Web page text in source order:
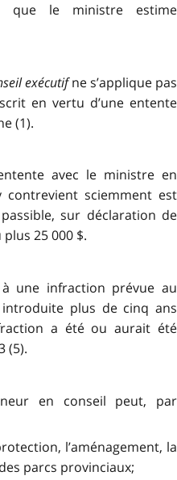
que le ministre estime
exécutifne s’applique pas
en vertu d’une entente
(1).
avec le ministre en
sciemment est
sur déclaration de
25 000 $.
une infraction prévue au
plus de cinq ans
a été ou aurait été
(5).
en conseil peut, par
l’aménagement, la
parcs provinciaux;